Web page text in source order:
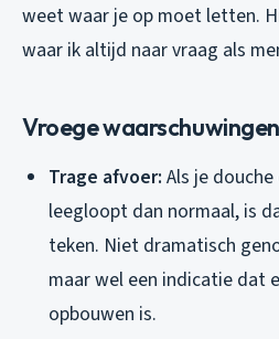
weet waar je op moet letten.
waar ik altijd naar vraag als
Vroege waarschuwingen
Trage afvoer: Als je
leegloopt dan normaal, is
teken. Niet dramatisch
maar wel een indicatie dat
opbouwen is.